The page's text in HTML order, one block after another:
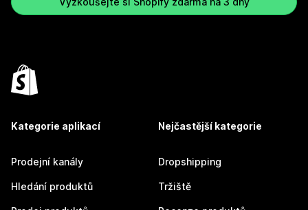
Kategorie aplikací
Prodejní kanály
Hledání produktů
Nejčastější kategorie
Dropshipping
Tržiště